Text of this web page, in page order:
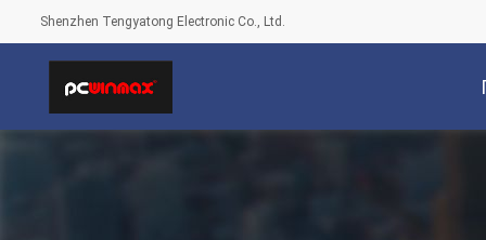
Shenzhen Tengyatong Electronic Co., Ltd.